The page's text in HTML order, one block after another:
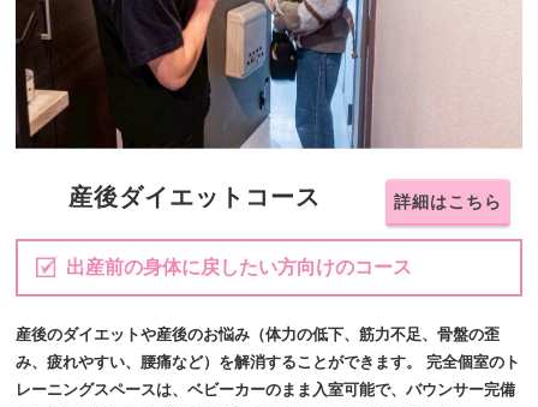
産後ダイエットコース 詳細はこちら
出産前の身体に戻したい方向けのコース
産後のダイエットや産後のお悩み（体力の低下、筋力不足、骨盤の歪
み、疲れやすい、腰痛など）を解消することができます。 完全個室のト
レーニングスペースは、ベビーカーのまま入室可能で、バウンサー完備